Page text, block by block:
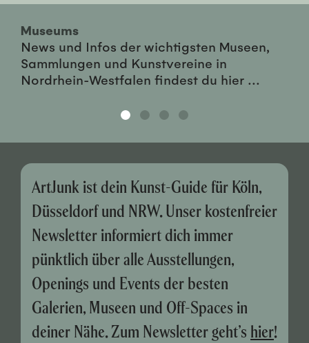
Museums
News und Infos der wichtigsten Museen,
Sammlungen und Kunstvereine in
Nordrhein-Westfalen findest du hier ...
ArtJunk ist dein Kunst-Guide für Köln,
Düsseldorf und NRW. Unser kostenfreier
Newsletter informiert dich immer
pünktlich über alle Ausstellungen,
Openings und Events der besten
Galerien, Museen und Off-Spaces in
deiner Nähe. Zum Newsletter geht’s hier!